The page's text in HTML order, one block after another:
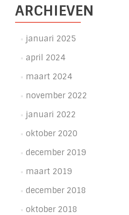
ARCHIEVEN
januari 2025
april 2024
maart 2024
november 2022
januari 2022
oktober 2020
december 2019
maart 2019
december 2018
oktober 2018